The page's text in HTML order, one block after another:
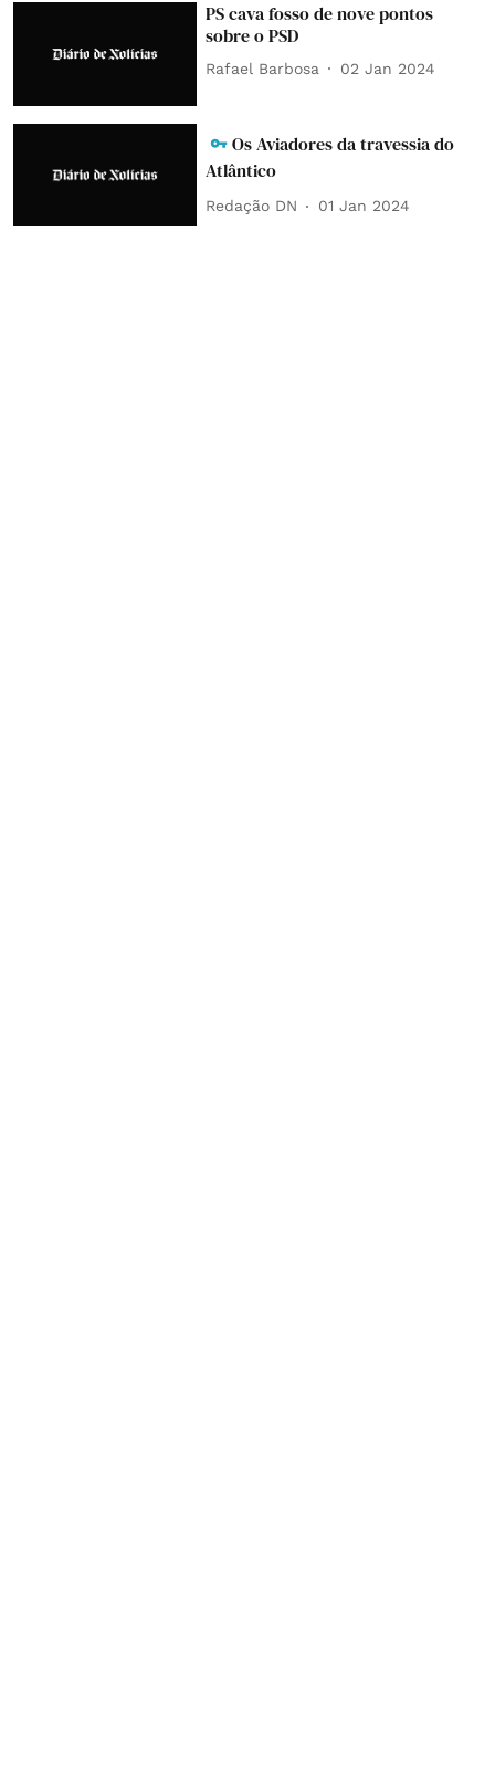
PS cava fosso de nove pontos
sobre o PSD
Rafael Barbosa 02 Jan 2024
Os Aviadores da travessia do
Atlântico
Redação DN 01 Jan 2024